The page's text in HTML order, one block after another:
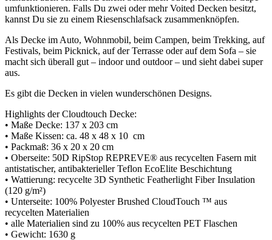
umfunktionieren. Falls Du zwei oder mehr Voited Decken besitzt,
kannst Du sie zu einem Riesenschlafsack zusammenknöpfen.
Als Decke im Auto, Wohnmobil, beim Campen, beim Trekking, auf
Festivals, beim Picknick, auf der Terrasse oder auf dem Sofa – sie
macht sich überall gut – indoor und outdoor – und sieht dabei super
aus.
Es gibt die Decken in vielen wunderschönen Designs.
Highlights der Cloudtouch Decke:
• Maße Decke: 137 x 203 cm
• Maße Kissen: ca. 48 x 48 x 10 cm
• Packmaß: 36 x 20 x 20 cm
• Oberseite: 50D RipStop REPREVE® aus recycelten Fasern mit
antistatischer, antibakterieller Teflon EcoElite Beschichtung
• Wattierung: recycelte 3D Synthetic Featherlight Fiber Insulation
(120 g/m²)
• Unterseite: 100% Polyester Brushed CloudTouch ™ aus
recycelten Materialien
• alle Materialien sind zu 100% aus recycelten PET Flaschen
• Gewicht: 1630 g